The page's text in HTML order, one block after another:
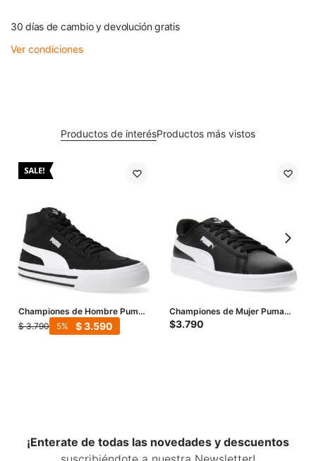
30 días de cambio y devolución gratis
Ver condiciones
Productos de interésProductos más vistos
Championes de Hombre Puma
Court Classic Vulc Mid FS -
Negro - Blanco
$ 3.790 $3.590
5
Championes de Mujer Puma
Smash 3.0 Leather - Negro -
$3.790
¡Enterate de todas las novedades y descuentos